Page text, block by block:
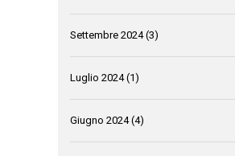
Settembre 2024(3)
Luglio 2024(1)
Giugno 2024(4)